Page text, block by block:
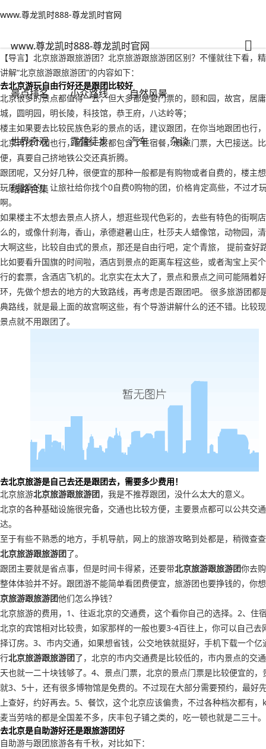
www.尊龙凯时888-尊龙凯时官网
www.尊龙凯时888-尊龙凯时官网
景点排名 小众路线 自然风景
世界奇观 露营徒步 汽车 杂谈
线路合集
www.尊龙凯时888-尊龙凯时官网
北京旅游跟旅游团？北京旅游跟旅游团区别-www.尊龙凯时888
【导言】北京旅游跟旅游团？北京旅游跟旅游团区别？不懂就往下看，
讲解“北京旅游跟旅游团”的内容如下：
去北京游玩自由行好还是跟团比较好
北京很多的景点都值得一去，但大多都是要门票的，颐和园，故宫，居
城，圆明园，明长陵，科技馆，恭王府，八达岭等；
楼主如果要去比较民族色彩的景点的话，建议跟团，在你当地跟团也行
北京再找个团也行，团里一般都包含了住宿餐，景点门票，大巴接送。
便，真要自己挤地铁公交还真折腾。
跟团呢，又分好几种，很便宜的那种一般都是有购物或者自费的，楼主
玩质量高的，让旅社给你找个0自费0购物的团，价格肯定高些，不过才
啊。
如果楼主不太想去景点人挤人，想逛些现代色彩的，去些有特色的街啊
么的，或像什刹海，香山，承德避暑山庄，杜莎夫人蜡像馆，动物园，
大啊这些，比较自由式的景点，那还是自由行吧，定个青旅， 提前查好
比如要看升国旗的时间啦，酒店到景点的距离车程这些，或者淘宝上买
行的套票，含酒店飞机的。北京实在太大了，景点和景点之间可能隔着
环，先做个想去的地方的大致路线，再考虑是否跟团吧。 很多旅游团都
典路线，就是最上面的故宫啊这些，有个导游讲解什么的还不错。比较
景点就不用跟团了。
去北京旅游是自己去还是跟团去，需要多少费用！
北京旅游北京旅游跟旅游团，我是不推荐跟团，没什么太大的意义。
北京的各种基础设施很完备，交通也比较方便，主要景点都可以公共交
达。
至于有些不熟悉的地方，手机导航，网上的旅游攻略到处都是，稍微查
北京旅游跟旅游团了。
跟团主要就是省点事，但是时间卡得紧，还要带北京旅游跟旅游团你去
整体体验并不好。跟团游不能简单看团费便宜，旅游团也要挣钱的，你
京旅游跟旅游团他们怎么挣钱？
北京旅游的费用，1、往返北京的交通费，这个看你自己的选择。2、住
北京的宾馆相对比较贵，如家那样的一般也要3-4百往上，你可以自己去
择订房。3、市内交通，如果想省钱，公交地铁就挺好，手机下载一个亿
行北京旅游跟旅游团了，北京的市内交通费是比较低的，市内景点的交
天也就一二十块钱够了。4、景点门票，北京的景点门票是比较便宜的，
就3、5十，还有很多博物馆是免费的。不过现在大部分需要预约，最好
上查好，约好再去。5、餐饮，这个北京应该偏贵，不过各种档次都有，
麦当劳啥的都是全国差不多，庆丰包子铺之类的，吃一顿也就是二三十。
去北京是自助游好还是跟旅游团好
自助游与跟团旅游各有千秋，对比如下：